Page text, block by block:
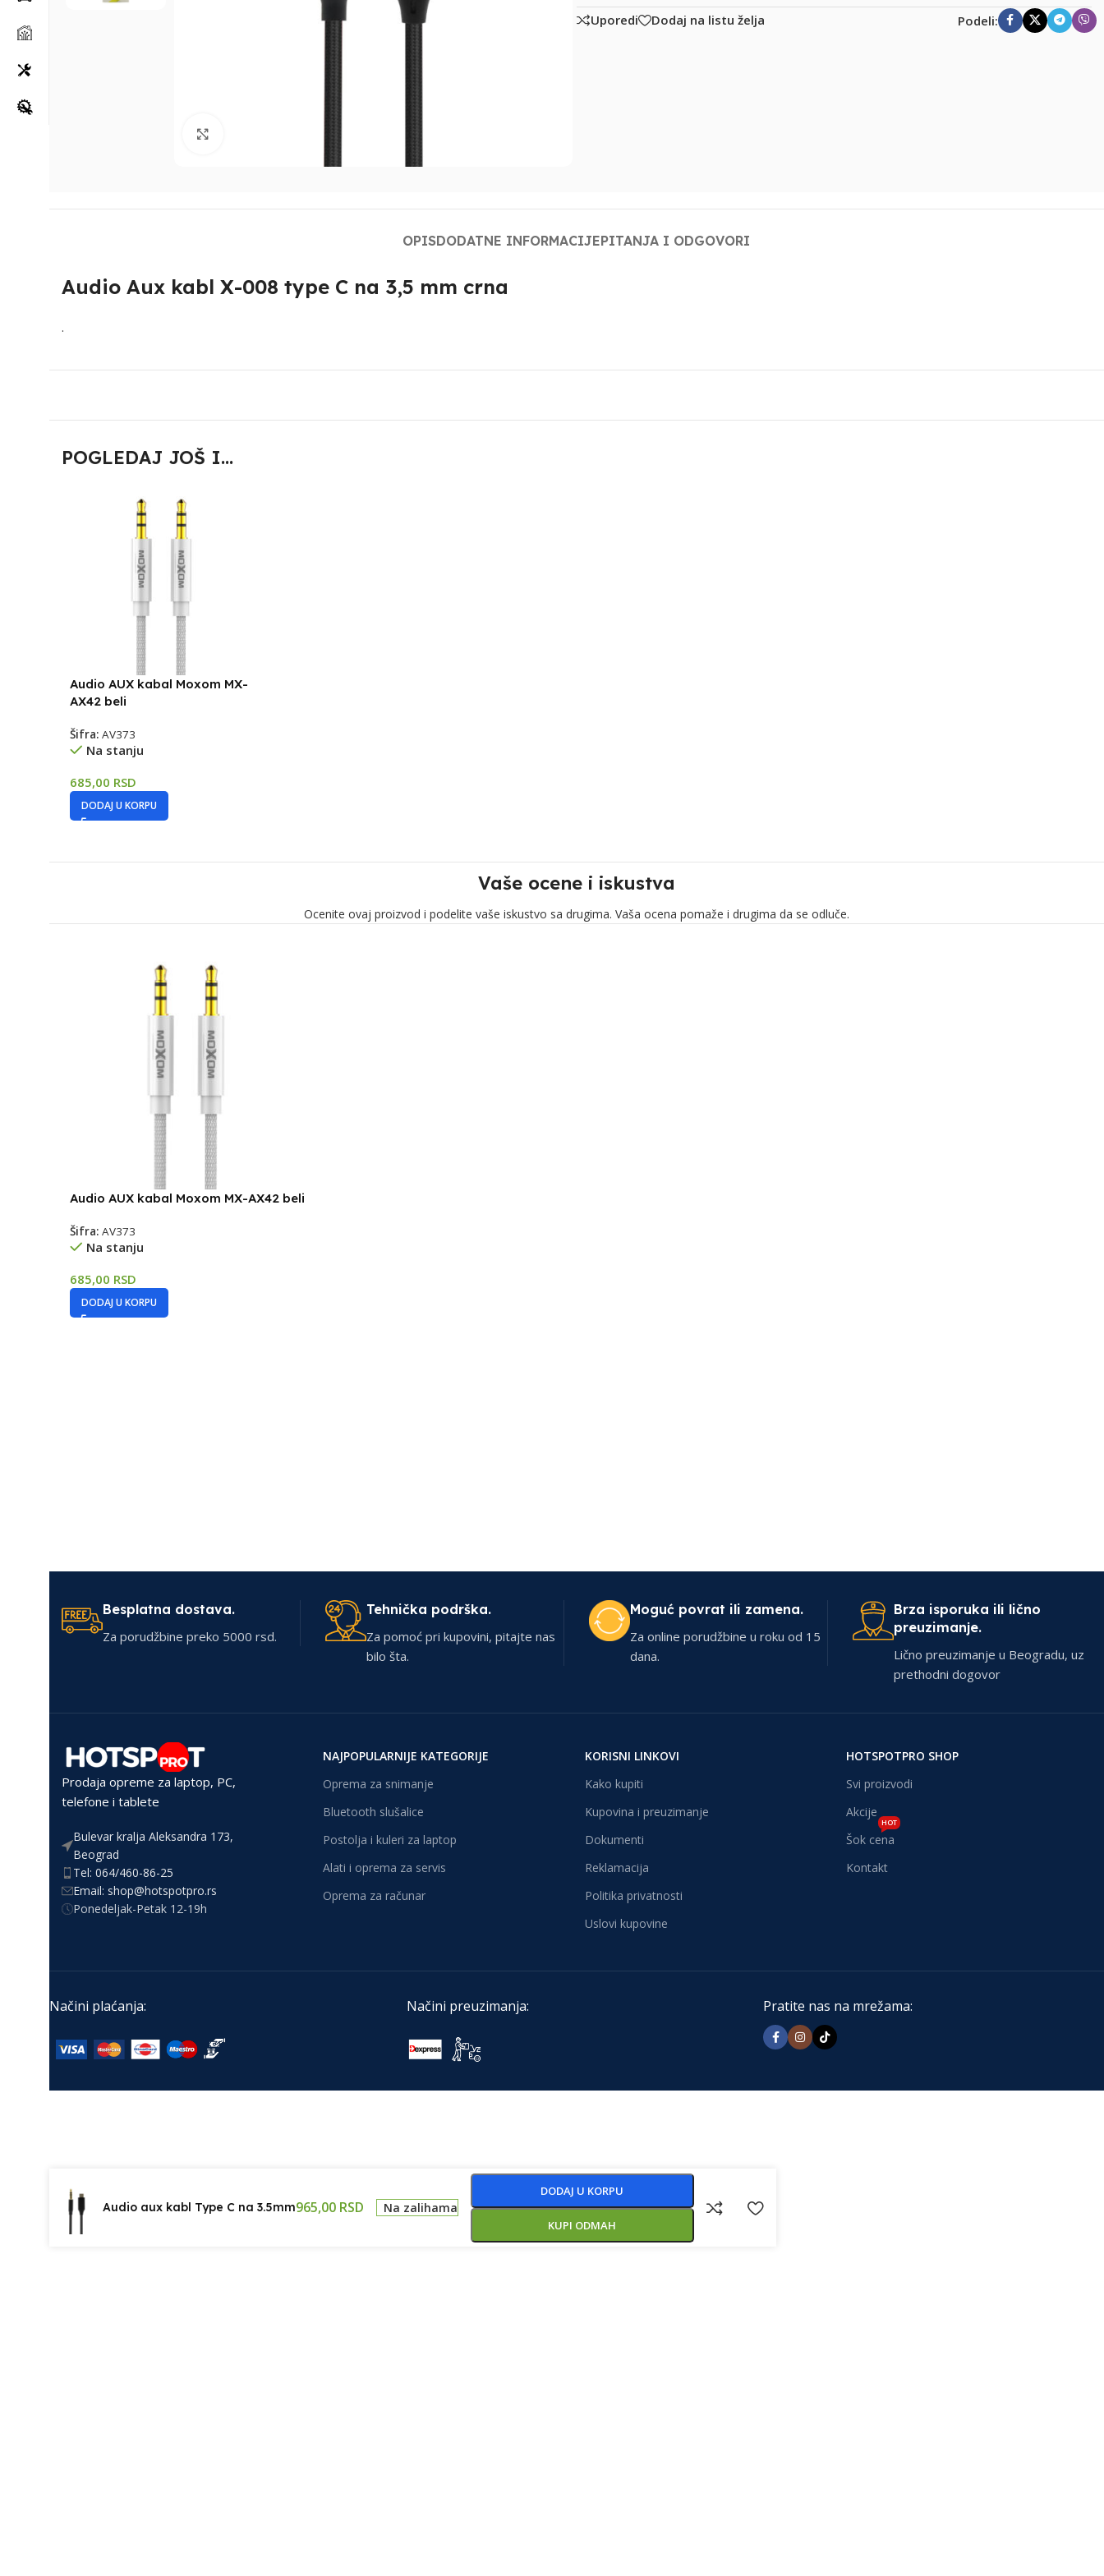
Uporedi Dodaj na listu želja Podeli:
OPISDODATNE INFORMACIJEPITANJA I ODGOVORI
Audio Aux kabl X-008 type C na 3,5 mm crna
.
POGLEDAJ JOŠ I...
Audio AUX kabal Moxom MX-
AX42 beli
Šifra: AV373
Na stanju
685,00 RSD
DODAJ U KORPU
Vaše ocene i iskustva
Ocenite ovaj proizvod i podelite vaše iskustvo sa drugima. Vaša ocena pomaže i drugima da se odluče.
Audio AUX kabal Moxom MX-AX42 beli
Šifra: AV373
Na stanju
685,00 RSD
DODAJ U KORPU
Besplatna dostava.
Za porudžbine preko 5000 rsd.
Tehnička podrška.
Za pomoć pri kupovini, pitajte nas
bilo šta.
Moguć povrat ili zamena.
Za online porudžbine u roku od 15
dana.
Brza isporuka ili lično
preuzimanje.
Lično preuzimanje u Beogradu, uz
prethodni dogovor
Prodaja opreme za laptop, PC,
telefone i tablete
Bulevar kralja Aleksandra 173,
Beograd
Tel: 064/460-86-25
Email: shop@hotspotpro.rs
Ponedeljak-Petak 12-19h
NAJPOPULARNIJE KATEGORIJE
Oprema za snimanje
Bluetooth slušalice
Postolja i kuleri za laptop
Alati i oprema za servis
Oprema za računar
KORISNI LINKOVI
Kako kupiti
Kupovina i preuzimanje
Dokumenti
Reklamacija
Politika privatnosti
Uslovi kupovine
HOTSPOTPRO SHOP
Svi proizvodi
Akcije
Šok cena
HOT
Kontakt
Načini plaćanja: Načini preuzimanja: Pratite nas na mrežama:
Audio aux kabl Type C na 3.5mm965,00 RSD Na zalihama
DODAJ U KORPU
KUPI ODMAH